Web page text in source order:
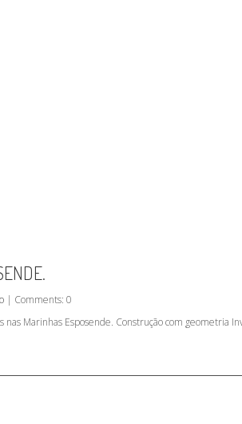
| Comments: 0
Marinhas Esposende. Construção com geometria